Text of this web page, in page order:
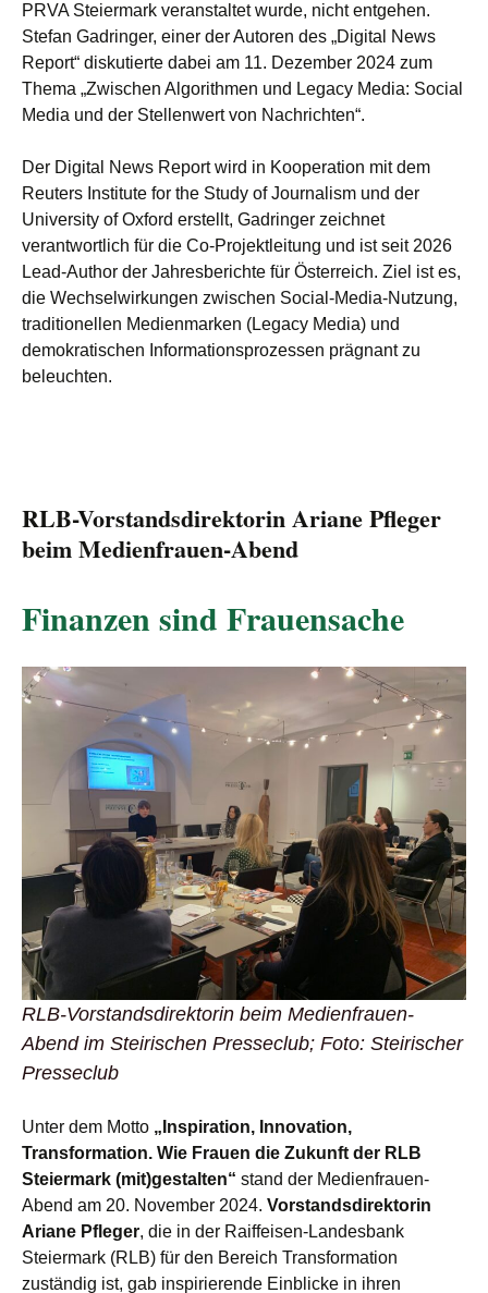
PRVA Steiermark veranstaltet wurde, nicht entgehen.
Stefan Gadringer, einer der Autoren des „Digital News
Report“ diskutierte dabei am 11. Dezember 2024 zum
Thema „Zwischen Algorithmen und Legacy Media: Social
Media und der Stellenwert von Nachrichten“.
Der Digital News Report wird in Kooperation mit dem
Reuters Institute for the Study of Journalism und der
University of Oxford erstellt, Gadringer zeichnet
verantwortlich für die Co-Projektleitung und ist seit 2026
Lead-Author der Jahresberichte für Österreich. Ziel ist es,
die Wechselwirkungen zwischen Social-Media-Nutzung,
traditionellen Medienmarken (Legacy Media) und
demokratischen Informationsprozessen prägnant zu
beleuchten.
RLB-Vorstandsdirektorin Ariane Pfleger
beim Medienfrauen-Abend
Finanzen sind Frauensache
RLB-Vorstandsdirektorin beim Medienfrauen-
Abend im Steirischen Presseclub; Foto: Steirischer
Presseclub
Unter dem Motto „Inspiration, Innovation,
Transformation. Wie Frauen die Zukunft der RLB
Steiermark (mit)gestalten“ stand der Medienfrauen-
Abend am 20. November 2024. Vorstandsdirektorin
Ariane Pfleger, die in der Raiffeisen-Landesbank
Steiermark (RLB) für den Bereich Transformation
zuständig ist, gab inspirierende Einblicke in ihren